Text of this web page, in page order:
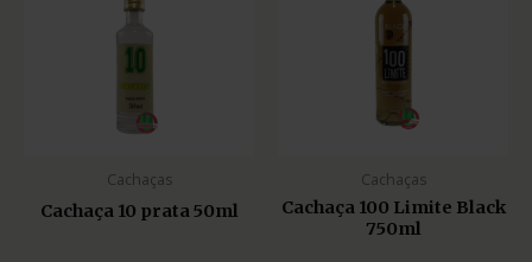
Cachaças
Cachaça 10 prata 50ml
Cachaças
Cachaça 100 Limite Black
750ml